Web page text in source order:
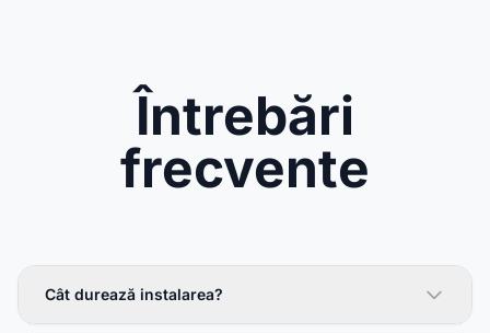
Întrebări
frecvente
Cât durează instalarea?